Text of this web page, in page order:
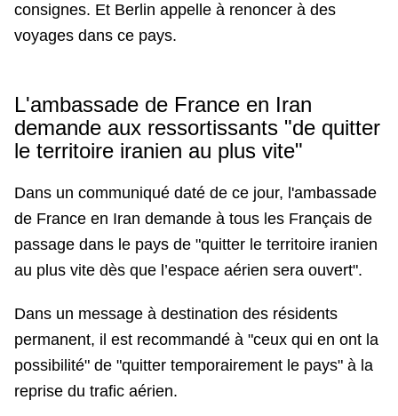
consignes. Et Berlin appelle à renoncer à des
voyages dans ce pays.
L'ambassade de France en Iran
demande aux ressortissants "de quitter
le territoire iranien au plus vite"
Dans un communiqué daté de ce jour, l'ambassade
de France en Iran demande à tous les Français de
passage dans le pays de "quitter le territoire iranien
au plus vite dès que l’espace aérien sera ouvert".
Dans un message à destination des résidents
permanent, il est recommandé à "ceux qui en ont la
possibilité" de "quitter temporairement le pays" à la
reprise du trafic aérien.